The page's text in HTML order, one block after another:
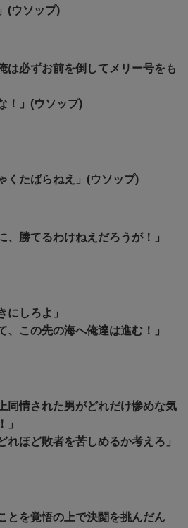
(ウソップ)
は必ずお前を倒してメリー号をも
！」(ウソップ)
くたばらねえ」(ウソップ)
、勝てるわけねえだろうが！」
にしろよ」
、この先の海へ俺達は進む！」
同情された男がどれだけ惨めな気
」
れほど敗者を苦しめるか考えろ」
とを覚悟の上で決闘を挑んだん